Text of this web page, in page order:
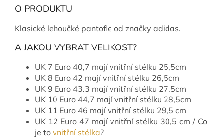
O PRODUKTU
Klasické lehoučké pantofle od značky adidas.
A JAKOU VYBRAT VELIKOST?
UK 7 Euro 40,7 mají vnitřní stélku 25,5cm
UK 8 Euro 42 mají vnitřní stélku 26,5cm
UK 9 Euro 43,3 mají vnitřní stélku 27,5cm
UK 10 Euro 44,7 mají vnitřní stélku 28,5cm
UK 11 Euro 46 mají vnitřní stélku 29,5 cm
UK 12 Euro 47 mají vnitřní stélku 30,5 cm / Co
je to vnitřní stélka?